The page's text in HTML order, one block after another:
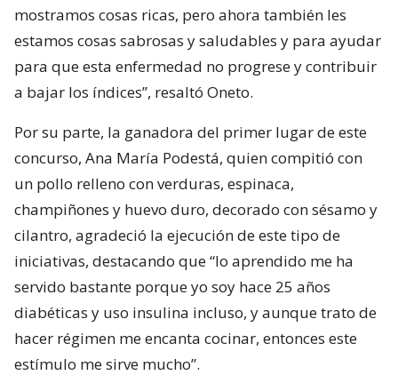
mostramos cosas ricas, pero ahora también les
estamos cosas sabrosas y saludables y para ayudar
para que esta enfermedad no progrese y contribuir
a bajar los índices”, resaltó Oneto.
Por su parte, la ganadora del primer lugar de este
concurso, Ana María Podestá, quien compitió con
un pollo relleno con verduras, espinaca,
champiñones y huevo duro, decorado con sésamo y
cilantro, agradeció la ejecución de este tipo de
iniciativas, destacando que “lo aprendido me ha
servido bastante porque yo soy hace 25 años
diabéticas y uso insulina incluso, y aunque trato de
hacer régimen me encanta cocinar, entonces este
estímulo me sirve mucho”.